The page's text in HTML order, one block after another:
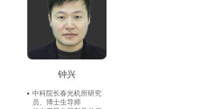
钟兴
中科院长春光机所研究
员、博士生导师